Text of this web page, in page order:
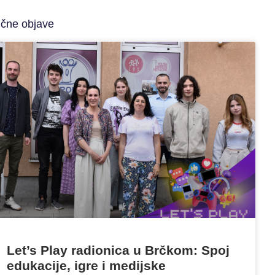
objave
Let’s Play radionica u Brčkom: Spoj
edukacije, igre i medijske